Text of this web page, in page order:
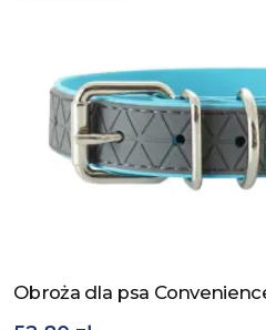
Zobacz produkt
Obroża dla psa